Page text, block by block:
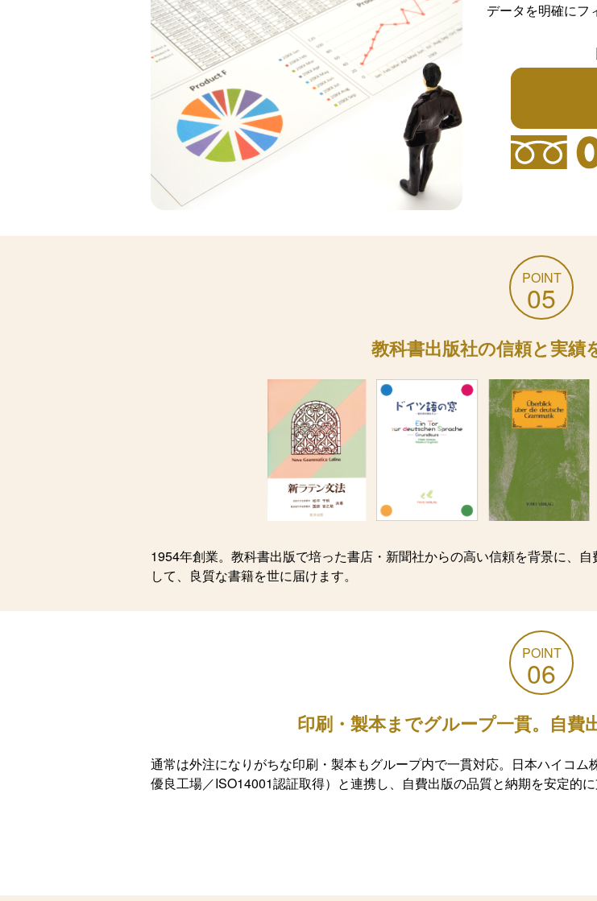
データを明確にフ
POINT
05
教科書出版社の信頼と実績
1954年創業。教科書出版で培った書店・新聞社からの高い信頼を背景に、
して、良質な書籍を世に届けます。
POINT
06
印刷・製本までグループ一貫。自費
通常は外注になりがちな印刷・製本もグループ内で一貫対応。日本ハイコム
優良工場／ISO14001認証取得）と連携し、自費出版の品質と納期を安定的に